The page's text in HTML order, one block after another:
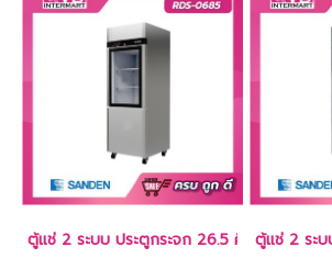
ตู้แช่ 2 ระบบ ประตูกระจก 26.5 คิว สเตนเลสเ
ตู้แช่ 2 ระ